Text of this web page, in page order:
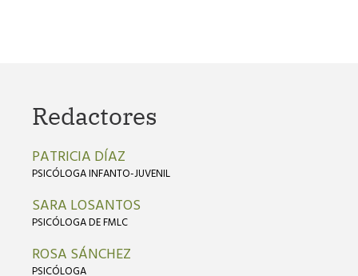
Redactores
PATRICIA DÍAZ
PSICÓLOGA INFANTO-JUVENIL
SARA LOSANTOS
PSICÓLOGA DE FMLC
ROSA SÁNCHEZ
PSICÓLOGA